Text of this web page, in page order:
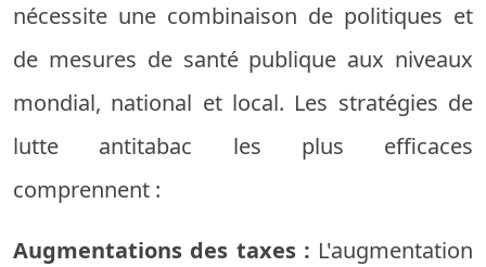
nécessite une combinaison de politiques et
de mesures de santé publique aux niveaux
mondial, national et local. Les stratégies de
lutte antitabac les plus efficaces
comprennent :
Augmentations des taxes : L'augmentation